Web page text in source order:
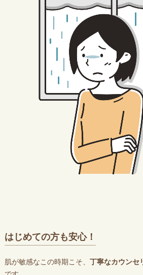
はじめての方も安心！
肌が敏感なこの時期こそ、 丁寧なカウンセ